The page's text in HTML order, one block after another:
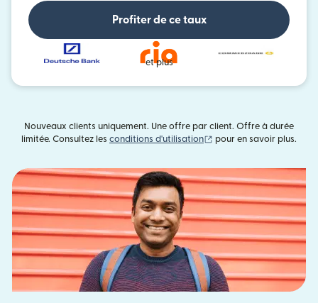
Profiter de ce taux
et plus
Nouveaux clients uniquement. Une offre par client. Offre à durée
limitée. Consultez les conditions d'utilisation (s'ouvre dans une
pour en savoir plus.